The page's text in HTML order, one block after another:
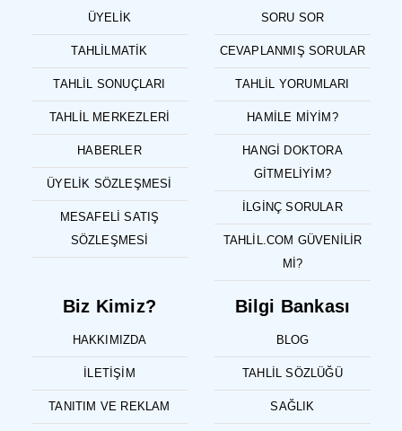
ÜYELIK
TAHLILMATIK
TAHLIL SONUÇLARI
TAHLIL MERKEZLERI
HABERLER
ÜYELIK SÖZLEŞMESI
MESAFELI SATIŞ
SÖZLEŞMESI
SORU SOR
CEVAPLANMIŞ SORULAR
TAHLIL YORUMLARI
HAMILE MIYIM?
HANGI DOKTORA
GITMELIYIM?
İLGINÇ SORULAR
TAHLIL.COM GÜVENILIR
MI?
Biz Kimiz?
HAKKIMIZDA
İLETIŞIM
TANITIM VE REKLAM
Bilgi Bankası
BLOG
TAHLIL SÖZLÜĞÜ
SAĞLIK